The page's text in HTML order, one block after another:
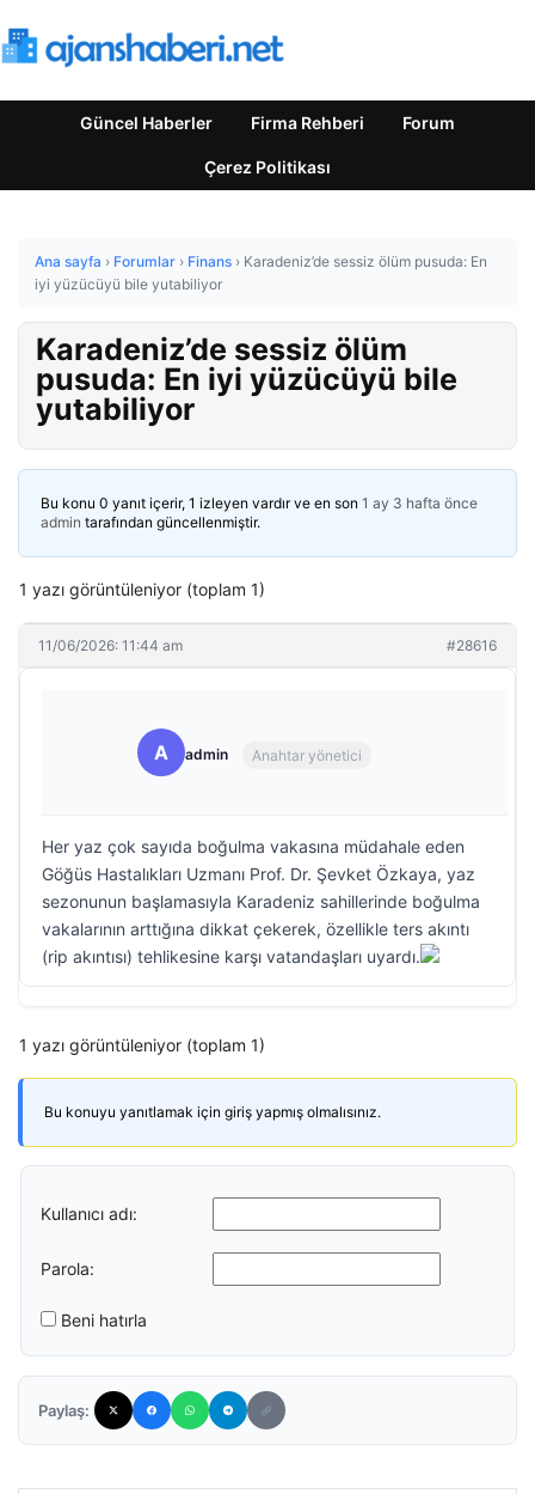
Güncel Haberler Firma Rehberi Forum
Çerez Politikası
Ana sayfa › Forumlar › Finans › Karadeniz’de sessiz ölüm pusuda: En
iyi yüzücüyü bile yutabiliyor
Karadeniz’de sessiz ölüm
pusuda: En iyi yüzücüyü bile
yutabiliyor
Bu konu 0 yanıt içerir, 1 izleyen vardır ve en son 1 ay 3 hafta önce
admin tarafından güncellenmiştir.
1 yazı görüntüleniyor (toplam 1)
11/06/2026: 11:44 am #28616
A admin Anahtar yönetici
Her yaz çok sayıda boğulma vakasına müdahale eden
Göğüs Hastalıkları Uzmanı Prof. Dr. Şevket Özkaya, yaz
sezonunun başlamasıyla Karadeniz sahillerinde boğulma
vakalarının arttığına dikkat çekerek, özellikle ters akıntı
(rip akıntısı) tehlikesine karşı vatandaşları uyardı.
1 yazı görüntüleniyor (toplam 1)
Bu konuyu yanıtlamak için giriş yapmış olmalısınız.
Kullanıcı adı:
Parola:
Beni hatırla
Paylaş: